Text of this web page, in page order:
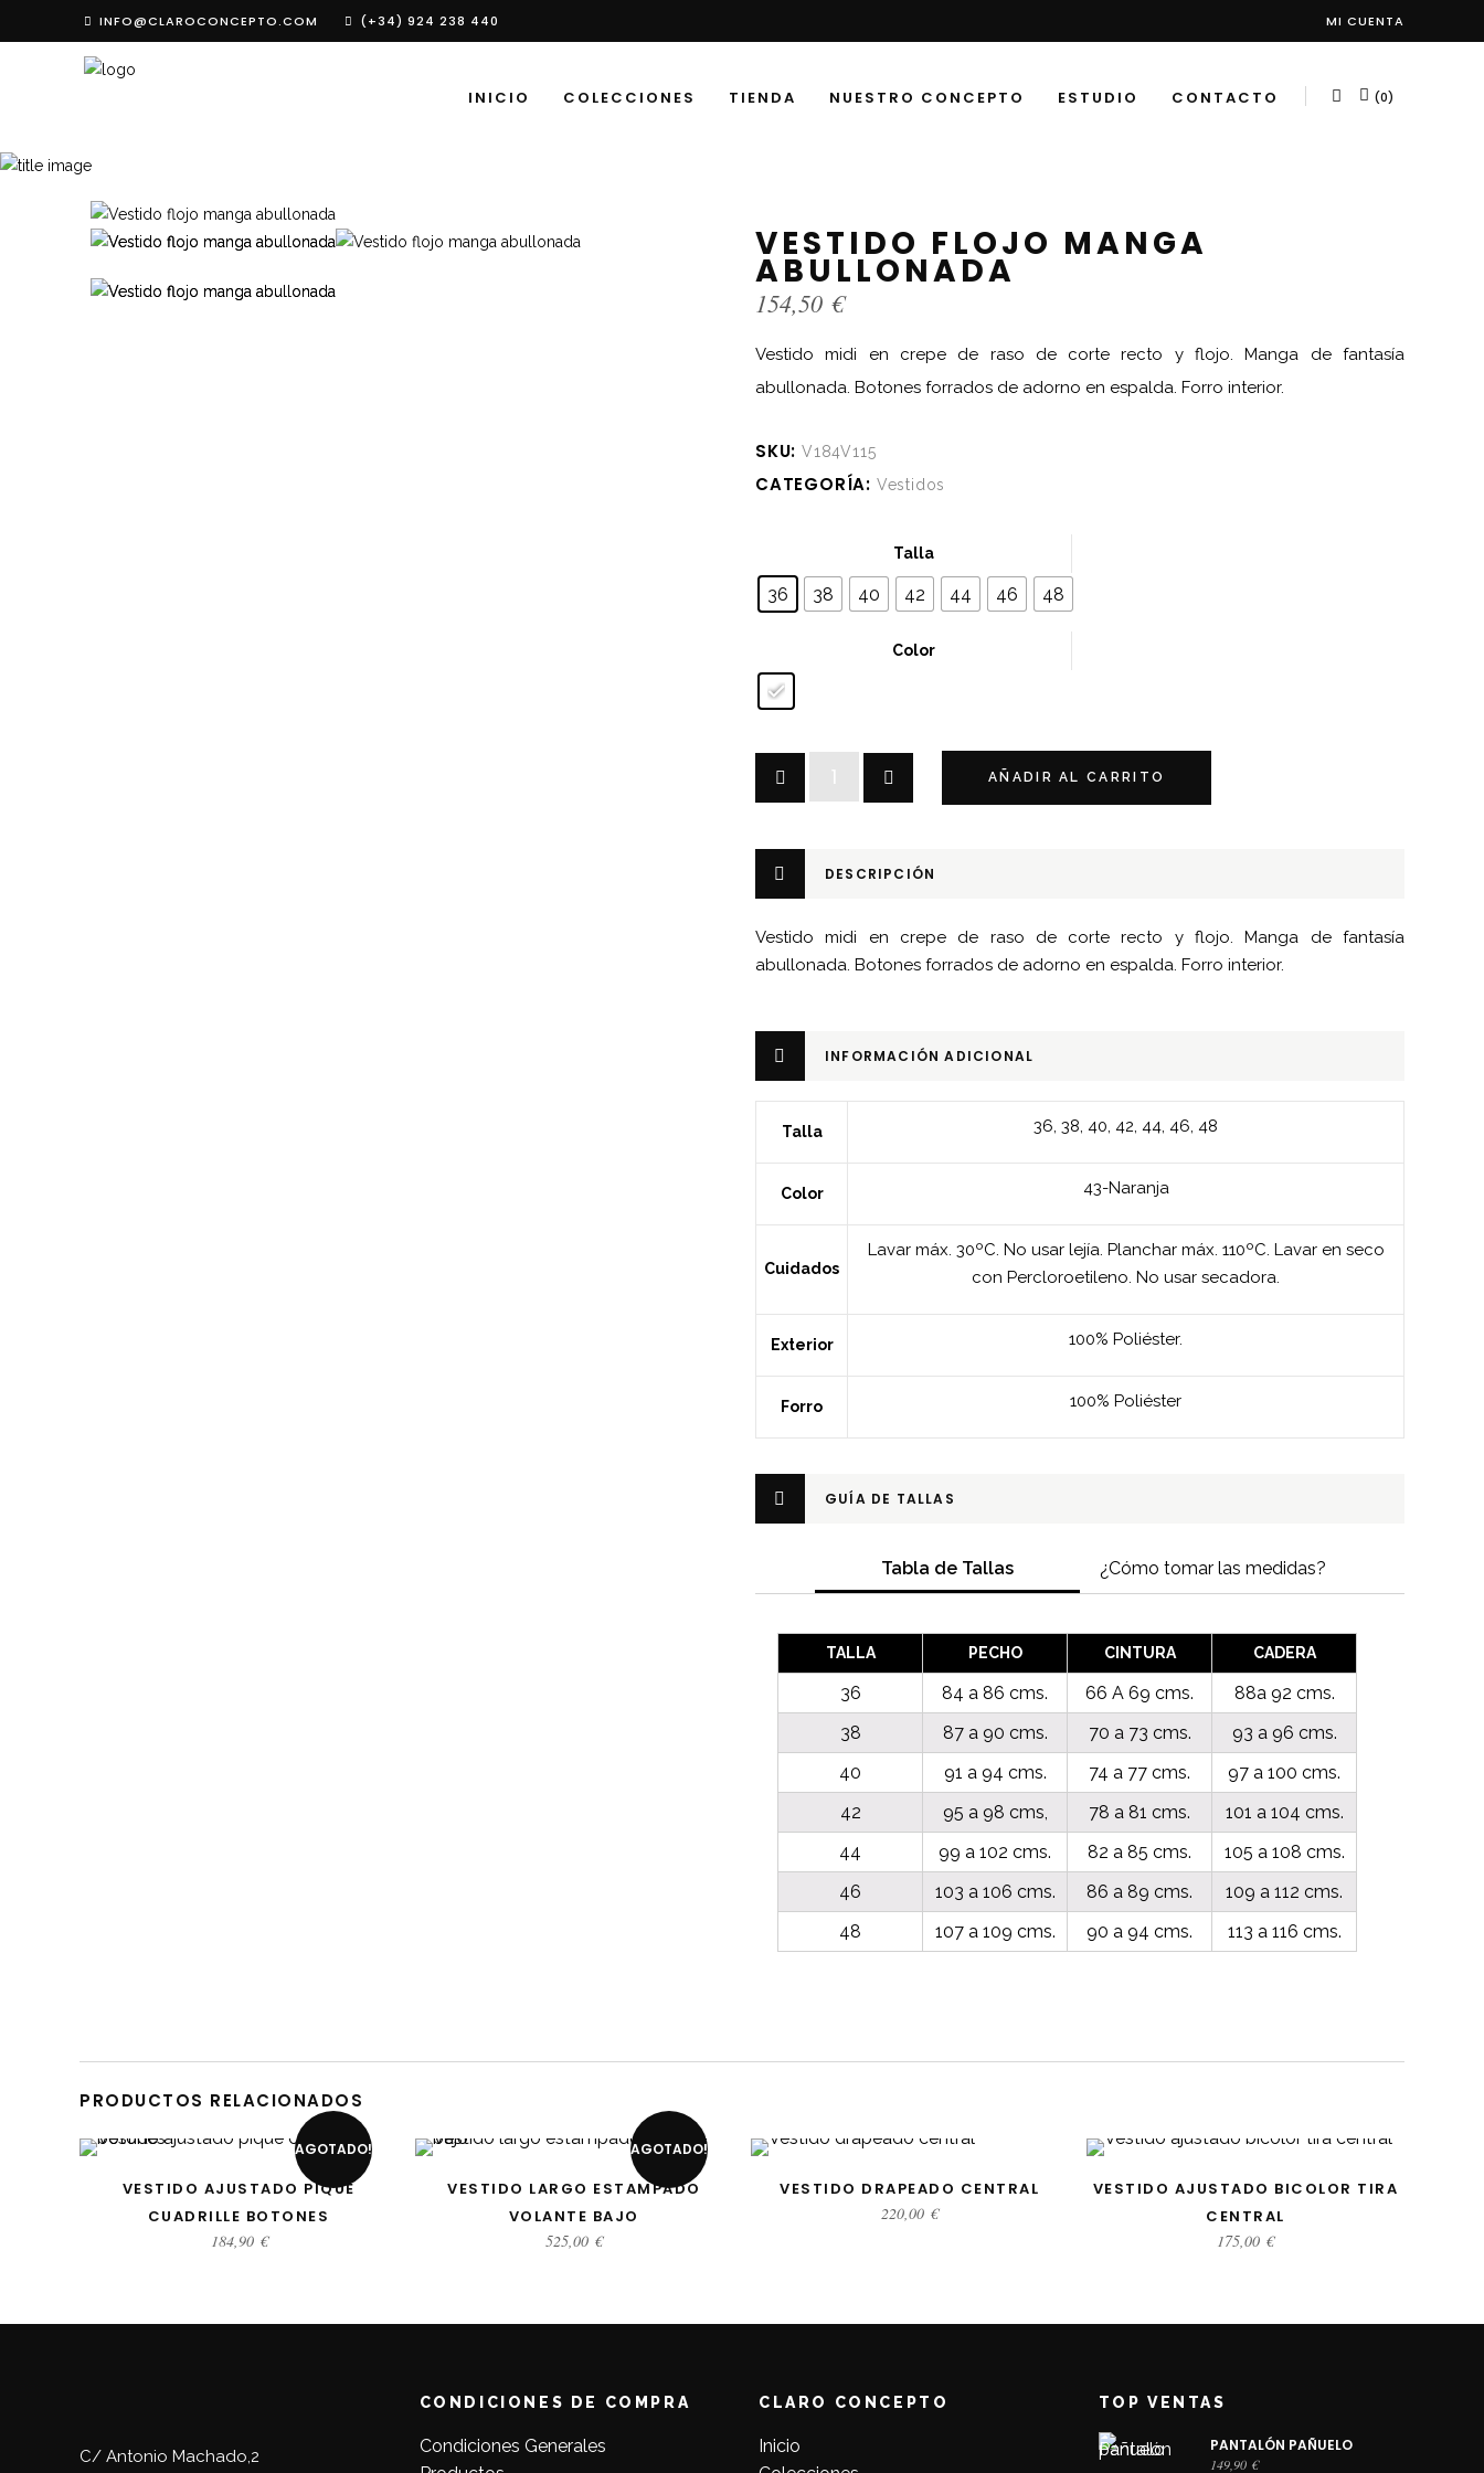
INFO@CLAROCONCEPTO.COM (+34) 924 238 440 MI CUENTA
INICIO COLECCIONES TIENDA NUESTRO CONCEPTO ESTUDIO CONTACTO (0)
TIENDA
VESTIDO FLOJO MANGA
ABULLONADA
154,50 €
Vestido midi en crepe de raso de corte recto y flojo. Manga de fantasía
abullonada. Botones forrados de adorno en espalda. Forro interior.
SKU: V184V115
CATEGORÍA: Vestidos
Talla
36 38 40 42 44 46 48
Color
abullonada
cantidad
AÑADIR AL CARRITO
DESCRIPCIÓN
Vestido midi en crepe de raso de corte recto y flojo. Manga de fantasía
abullonada. Botones forrados de adorno en espalda. Forro interior.
INFORMACIÓN ADICIONAL
Talla 36, 38, 40, 42, 44, 46, 48
Color 43-Naranja
Cuidados
Lavar máx. 30ºC. No usar lejía. Planchar máx. 110ºC. Lavar en seco
con Percloroetileno. No usar secadora.
Exterior 100% Poliéster.
Forro 100% Poliéster
GUÍA DE TALLAS
Tabla de Tallas ¿Cómo tomar las medidas?
TALLA PECHO CINTURA CADERA
36 84 a 86 cms. 66 A 69 cms.
88a 92 cms.
38
87 a 90 cms. 70 a 73 cms.
93 a 96 cms.
40
91 a 94 cms. 74 a 77 cms.
97 a 100 cms.
42
95 a 98 cms, 78 a 81 cms.
101 a 104 cms.
44
99 a 102 cms. 82 a 85 cms.
105 a 108 cms.
46
103 a 106 cms. 86 a 89 cms.
109 a 112 cms.
48
107 a 109 cms. 90 a 94 cms. 113 a 116 cms.
PRODUCTOS RELACIONADOS
AGOTADO!
SELECCIONAR OPCIONES
VESTIDO AJUSTADO PIQUÉ
CUADRILLE BOTONES
184,90 €
AGOTADO!
SELECCIONAR OPCIONES
VESTIDO LARGO ESTAMPADO
VOLANTE BAJO
525,00 €
SELECCIONAR OPCIONES
VESTIDO DRAPEADO CENTRAL
220,00 €
SELECCIONAR OPCIONES
VESTIDO AJUSTADO BICOLOR TIRA
CENTRAL
175,00 €
C/ Antonio Machado,2
CONDICIONES DE COMPRA
Condiciones Generales
CLARO CONCEPTO
Inicio
TOP VENTAS
PANTALÓN PAÑUELO
149,90 €